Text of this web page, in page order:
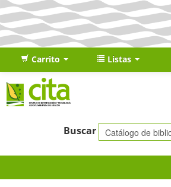
Carrito Listas
Buscar